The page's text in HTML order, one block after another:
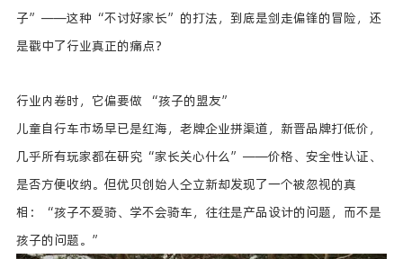
子”——这种“不讨好家长”的打法，到底是剑走偏锋的冒险，还
是戳中了行业真正的痛点？
行业内卷时，它偏要做 “孩子的盟友”
儿童自行车市场早已是红海，老牌企业拼渠道，新晋品牌打低价，
几乎所有玩家都在研究“家长关心什么”——价格、安全性认证、
是否方便收纳。但优贝创始人仝立新却发现了一个被忽视的真
相：“孩子不爱骑、学不会骑车，往往是产品设计的问题，而不是
孩子的问题。”